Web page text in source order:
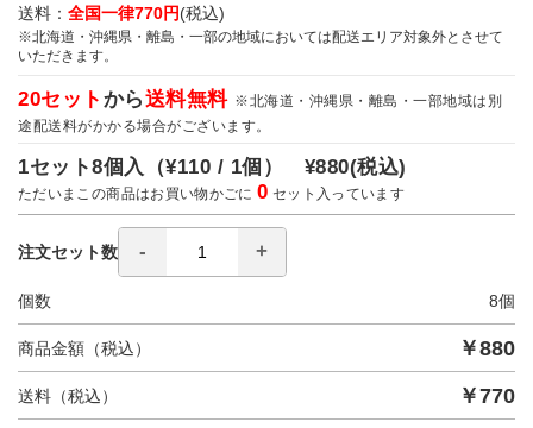
送料： 全国一律770円(税込)
※北海道・沖縄県・離島・一部の地域においては配送エリア対象外とさせて
いただきます。
20セット から送料無料 ※北海道・沖縄県・離島・一部地域は別
途配送料がかかる場合がございます。
1セット8個入（¥110 / 1個） ¥880(税込)
ただいまこの商品はお買い物かごに0 セット入っています
注文セット数
個数 8個
商品金額（税込） ￥880
送料（税込） ￥770